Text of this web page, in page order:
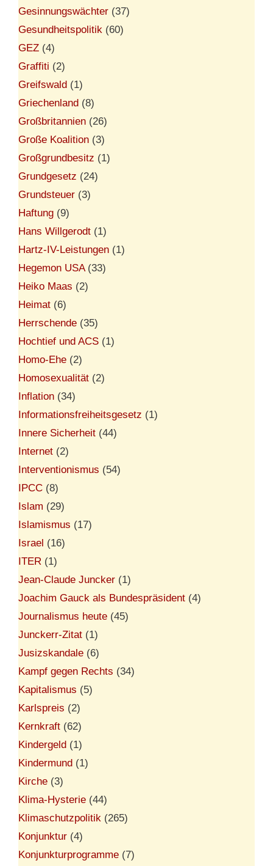
Gesinnungswächter (37)
Gesundheitspolitik (60)
GEZ (4)
Graffiti (2)
Greifswald (1)
Griechenland (8)
Großbritannien (26)
Große Koalition (3)
Großgrundbesitz (1)
Grundgesetz (24)
Grundsteuer (3)
Haftung (9)
Hans Willgerodt (1)
Hartz-IV-Leistungen (1)
Hegemon USA(33)
Heiko Maas (2)
Heimat (6)
Herrschende (35)
Hochtief und ACS (1)
Homo-Ehe (2)
Homosexualität (2)
Inflation (34)
Informationsfreiheitsgesetz (1)
Innere Sicherheit (44)
Internet (2)
Interventionismus (54)
IPCC (8)
Islam (29)
Islamismus (17)
Israel (16)
ITER (1)
Jean-Claude Juncker (1)
Joachim Gauck als Bundespräsident (4)
Journalismus heute (45)
Junckerr-Zitat (1)
Jusizskandale (6)
Kampf gegen Rechts (34)
Kapitalismus (5)
Karlspreis (2)
Kernkraft (62)
Kindergeld (1)
Kindermund (1)
Kirche (3)
Klima-Hysterie (44)
Klimaschutzpolitik (265)
Konjunktur (4)
Konjunkturprogramme (7)